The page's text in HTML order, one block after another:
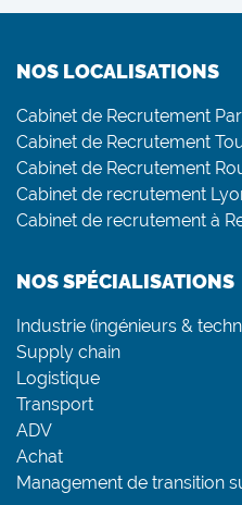
NOS LOCALISATIONS
Cabinet de Recrutement
Cabinet de Recrutement
Cabinet de Recrutement
Cabinet de recrutement
Cabinet de recrutement à
NOS SPÉCIALISATIONS
Industrie (ingénieurs &
Supply chain
Logistique
Transport
ADV
Achat
Management de transition